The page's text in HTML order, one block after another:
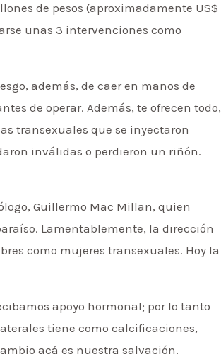
de pesos (aproximadamente US$
unas 3 intervenciones como
además, de caer en manos de
de operar. Además, te ofrecen todo,
transexuales que se inyectaron
inválidas o perdieron un riñón.
Guillermo Mac Millan, quien
Lamentablemente, la dirección
como mujeres transexuales. Hoy la
apoyo hormonal; por lo tanto
tiene como calcificaciones,
acá es nuestra salvación.